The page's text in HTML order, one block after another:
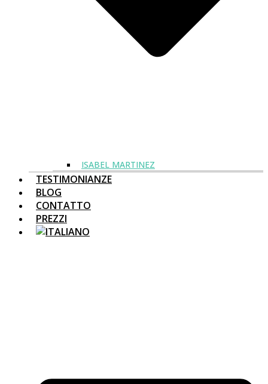
ISABEL MARTINEZ
TESTIMONIANZE
BLOG
CONTATTO
PREZZI